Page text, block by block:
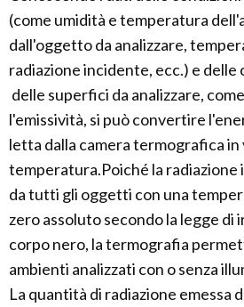
(come umidità e temperatura
dall'oggetto da analizzare,
radiazione incidente, ecc.) e
delle superfici da analizzare,
l'emissività, si può convertire
letta dalla camera termografica in
temperatura.Poiché la radiazione
da tutti gli oggetti con una
zero assoluto secondo la legge di
corpo nero, la termografia
ambienti analizzati con o senza
La quantità di radiazione emessa